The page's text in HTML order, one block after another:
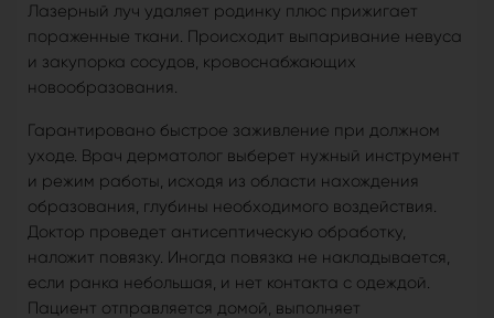
Лазерный луч удаляет родинку плюс прижигает
пораженные ткани. Происходит выпаривание невуса
и закупорка сосудов, кровоснабжающих
новообразования.
Гарантировано быстрое заживление при должном
уходе. Врач дерматолог выберет нужный инструмент
и режим работы, исходя из области нахождения
образования, глубины необходимого воздействия.
Доктор проведет антисептическую обработку,
наложит повязку. Иногда повязка не накладывается,
если ранка небольшая, и нет контакта с одеждой.
Пациент отправляется домой, выполняет